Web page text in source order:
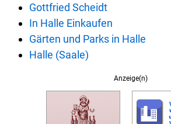
Gottfried Scheidt
In Halle Einkaufen
Gärten und Parks in Halle
Halle (Saale)
Anzeige(n)